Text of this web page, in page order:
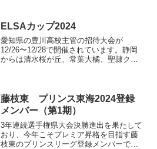
ELSAカップ2024
愛知県の豊川高校主管の招待大会が
12/26〜12/28で開催されています。静岡
からは清水桜が丘、常葉大橘、聖隷クリ
ストファー（静岡）...
藤枝東 プリンス東海2024登録
メンバー（第1期）
3年連続選手権県大会決勝進出を果たして
おり、今年こそプレミア昇格を目指す藤
枝東のプリンスリーグ登録メンバーで